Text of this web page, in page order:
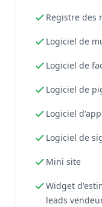
Registre des
Logiciel de
Logiciel de
Logiciel de
Logiciel
Logiciel de
Mini site
Widget
leads